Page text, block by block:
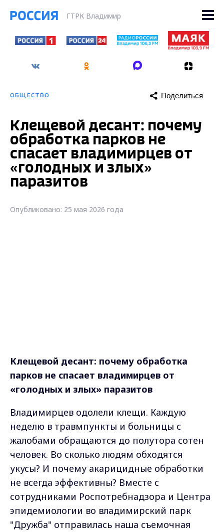
ГТРК Владимир
ОБЩЕСТВО Поделиться
Клещевой десант: почему
обработка парков не
спасает владимирцев от
«голодных и злых»
паразитов
Опубликовано: 25 мая 2026 года
Клещевой десант: почему обработка
парков не спасает владимирцев от
«голодных и злых» паразитов
Владимирцев одолели клещи. Каждую
неделю в травмпункты и больницы с
жалобами обращаются до полутора сотен
человек. Во сколько людям обходятся
укусы? И почему акарицидные обработки
не всегда эффективны? Вместе с
сотрудниками Роспотребнадзора и Центра
эпидемиологии во владимирский парк
"Дружба" отправилась наша съемочная